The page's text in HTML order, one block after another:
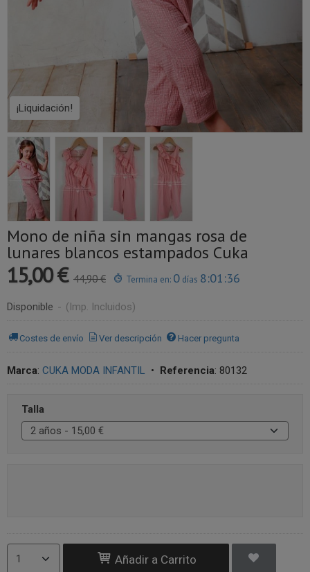
¡Liquidación!
Mono de niña sin mangas rosa de
lunares blancos estampados Cuka
15,00 € 44,90 € Termina en: 0 días 8:01:36
Disponible - (Imp. Incluidos)
Costes de envío Ver descripción Hacer pregunta
Marca: CUKA MODA INFANTIL • Referencia: 80132
Talla
Añadir a Carrito